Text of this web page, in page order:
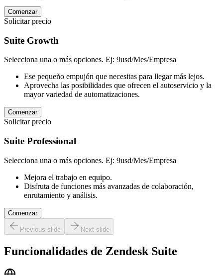
Comenzar
Solicitar precio
Suite Growth
Selecciona una o más opciones. Ej: 9usd/Mes/Empresa
Ese pequeño empujón que necesitas para llegar más lejos.
Aprovecha las posibilidades que ofrecen el autoservicio y la
mayor variedad de automatizaciones.
Comenzar
Solicitar precio
Suite Professional
Selecciona una o más opciones. Ej: 9usd/Mes/Empresa
Mejora el trabajo en equipo.
Disfruta de funciones más avanzadas de colaboración,
enrutamiento y análisis.
Comenzar
Previous slide Next slide
Funcionalidades de Zendesk Suite